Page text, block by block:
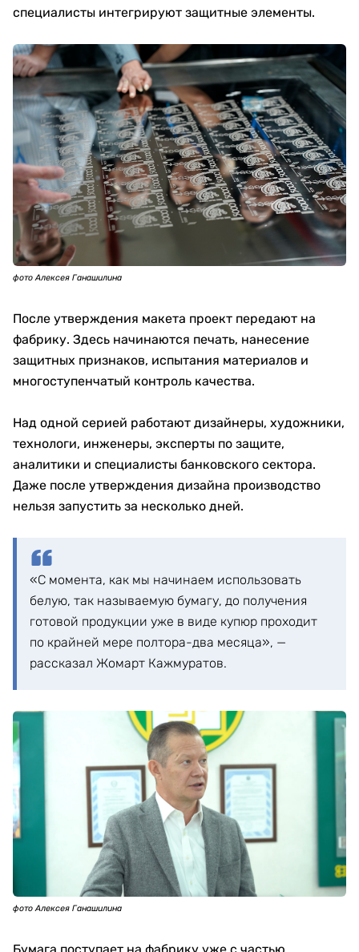
специалисты интегрируют защитные элементы.
фото Алексея Ганашилина
После утверждения макета проект передают на
фабрику. Здесь начинаются печать, нанесение
защитных признаков, испытания материалов и
многоступенчатый контроль качества.
Над одной серией работают дизайнеры, художники,
технологи, инженеры, эксперты по защите,
аналитики и специалисты банковского сектора.
Даже после утверждения дизайна производство
нельзя запустить за несколько дней.
«С момента, как мы начинаем использовать
белую, так называемую бумагу, до получения
готовой продукции уже в виде купюр проходит
по крайней мере полтора-два месяца», —
рассказал Жомарт Кажмуратов.
фото Алексея Ганашилина